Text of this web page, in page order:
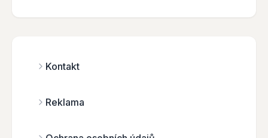
Kontakt
Reklama